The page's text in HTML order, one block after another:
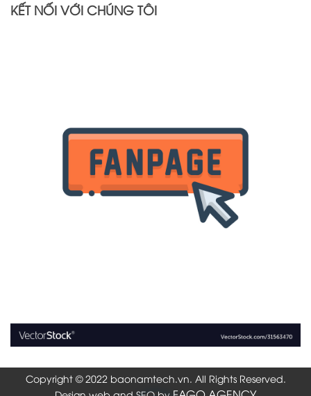
KẾT NỐI VỚI CHÚNG TÔI
Copyright © 2022 baonamtech.vn. All Rights Reserved.